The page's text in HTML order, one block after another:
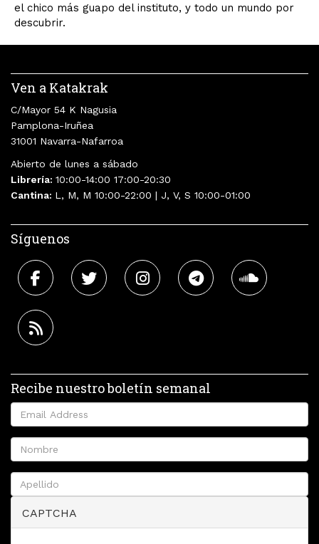
el chico más guapo del instituto, y todo un mundo por
descubrir.
Ven a Katakrak
C/Mayor 54 K Nagusia
Pamplona-Iruñea
31001 Navarra-Nafarroa
Abierto de lunes a sábado
Librería: 10:00-14:00 17:00-20:30
Cantina: L, M, M 10:00-22:00 | J, V, S 10:00-01:00
Síguenos
Recibe nuestro boletín semanal
CAPTCHA